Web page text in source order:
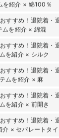
を紹介 × 綿100％
すすめ！退院着・
ムを紹介 × 綿混
すすめ！退院着・
を紹介 × シルク
すすめ！退院着・
ムを紹介 × 麻
すすめ！退院着・
を紹介 × 前開き
すすめ！退院着・
介 ×セパレートタ